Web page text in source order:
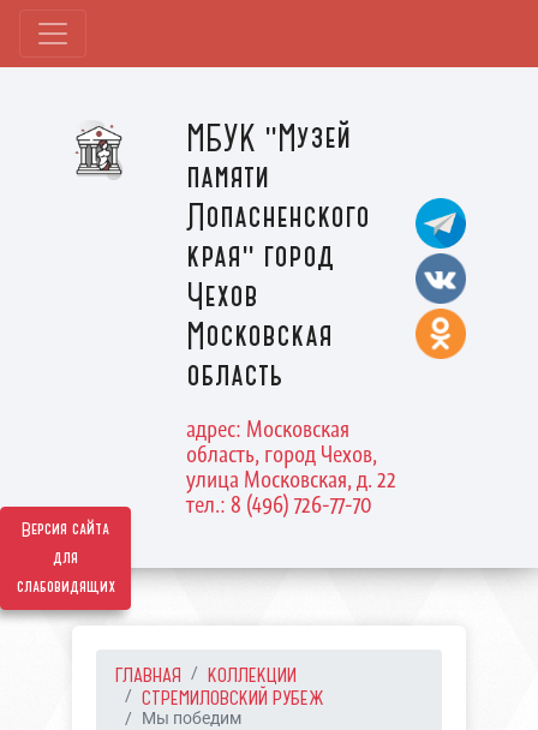
Версия сайта
для
слабовидящих
МБУК "Музей
памяти
Лопасненского
края" город
Чехов
Московская
область
адрес: Московская
область, город Чехов,
улица Московская, д. 22
тел.: 8 (496) 726-77-70
ГЛАВНАЯ
КОЛЛЕКЦИИ
СТРЕМИЛОВСКИЙ РУБЕЖ
Мы победим